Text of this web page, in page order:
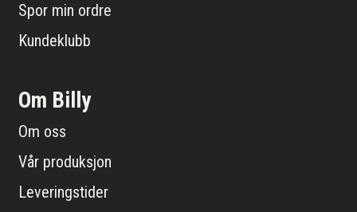
Spor min ordre
Kundeklubb
Om Billy
Om oss
Vår produksjon
Leveringstider